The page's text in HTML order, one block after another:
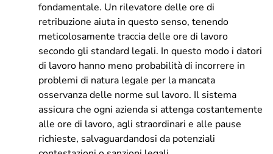
fondamentale. Un rilevatore delle ore di
retribuzione aiuta in questo senso, tenendo
meticolosamente traccia delle ore di lavoro
secondo gli standard legali. In questo modo i datori
di lavoro hanno meno probabilità di incorrere in
problemi di natura legale per la mancata
osservanza delle norme sul lavoro. Il sistema
assicura che ogni azienda si attenga costantemente
alle ore di lavoro, agli straordinari e alle pause
richieste, salvaguardandosi da potenziali